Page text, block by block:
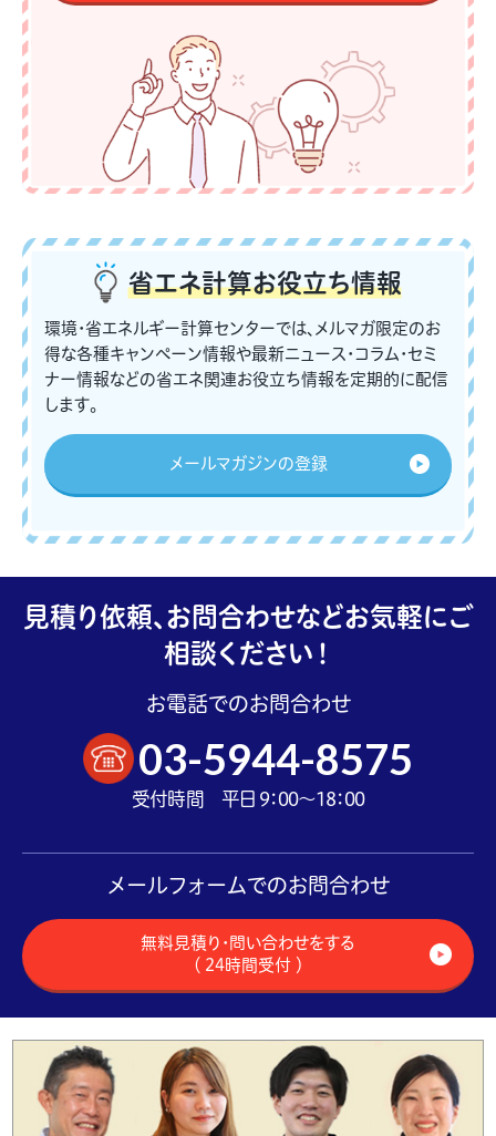
省エネ計算お役立ち情報
環境・省エネルギー計算センターでは、メルマガ限定のお
得な各種キャンペーン情報や最新ニュース・コラム・セミ
ナー情報などの省エネ関連お役立ち情報を定期的に配信
します。
メールマガジンの登録
見積り依頼、お問合わせなどお気軽にご
相談ください！
お電話でのお問合わせ
03-5944-8575
受付時間 平日 9：00～18：00
メールフォームでのお問合わせ
無料見積り・問い合わせをする
（ 24時間受付 ）